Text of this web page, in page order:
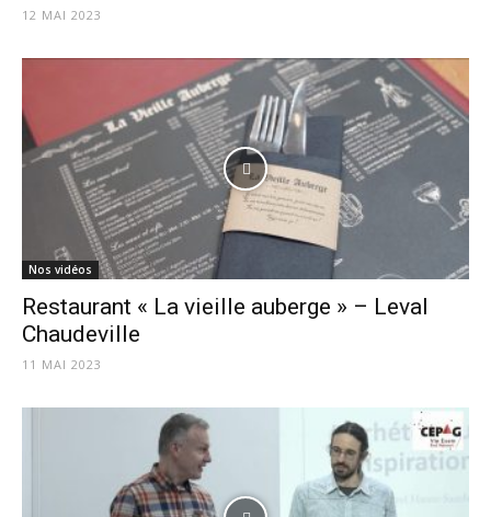
12 MAI 2023
Nos vidéos
Restaurant « La vieille auberge » – Leval
Chaudeville
11 MAI 2023